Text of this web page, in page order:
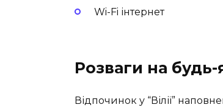
Wi-Fi інтернет
Розваги на
Відпочинок у “Вілії”